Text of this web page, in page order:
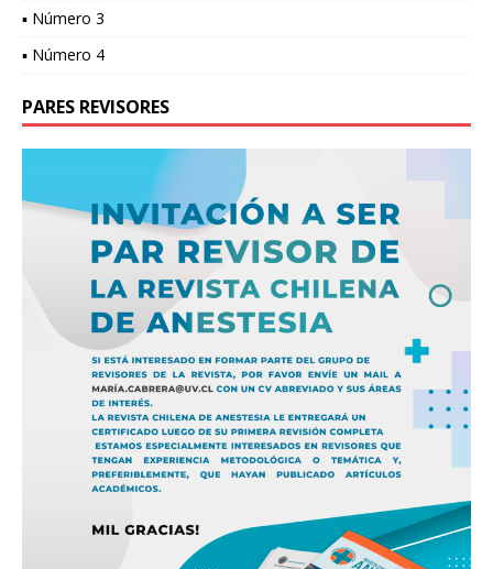
▪ Número 3
▪ Número 4
PARES REVISORES